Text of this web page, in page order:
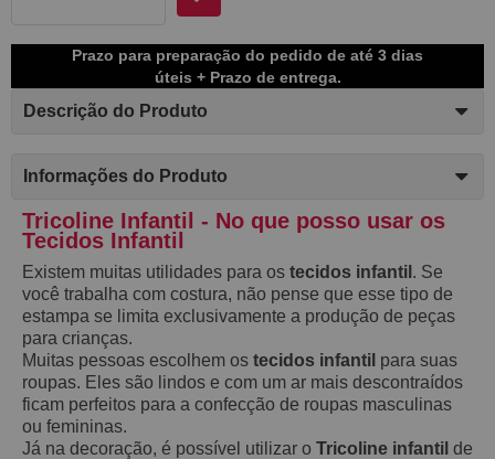
Prazo para preparação do pedido de até 3 dias
úteis + Prazo de entrega.
Descrição do Produto
Informações do Produto
Tricoline Infantil - No que posso usar os
Tecidos Infantil
Existem muitas utilidades para os tecidos infantil . Se
você trabalha com costura, não pense que esse tipo de
estampa se limita exclusivamente a produção de peças
para crianças.
Muitas pessoas escolhem os tecidos infantil para suas
roupas. Eles são lindos e com um ar mais descontraídos
ficam perfeitos para a confecção de roupas masculinas
ou femininas.
Já na decoração, é possível utilizar o Tricoline infantil de